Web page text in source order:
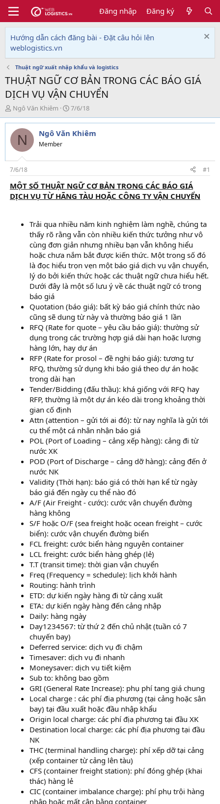
Đăng nhập Đăng ký
Hướng dẫn cách đăng bài - Đặt câu hỏi lên
weblogistics.vn
Thuật ngữ xuất nhập khẩu và logistics
THUẬT NGỮ CƠ BẢN TRONG CÁC BÁO GIÁ
DỊCH VỤ VẬN CHUYỂN
T
h
r
e
d
s
t
a
r
t
Ngô Văn Khiêm
N
g
à
y
i
7/6/18
N Ngô Văn Khiêm
Member
7/6/18 #1
MỘT SỐ THUẬT NGỮ CƠ BẢN TRONG CÁC BÁO GIÁ
DỊCH VỤ TỪ HÃNG TÀU HOẶC CÔNG TY VẬN CHUYỂN
Trải qua nhiều năm kinh nghiệm làm nghề, chúng ta
thấy rõ rằng vẫn còn nhiều kiến thức tưởng như vô
cùng đơn giản nhưng nhiều bạn vẫn không hiểu
hoặc chưa nắm bắt được kiến thức. Một trong số đó
là đọc hiểu trọn vẹn một báo giá dịch vụ vận chuyển,
lý do bởi kiến thức hoặc các thuật ngữ chưa hiểu hết.
Dưới đây là một số lưu ý về các thuật ngữ có trong
báo giá
Quotation (báo giá): bất kỳ báo giá chính thức nào
cũng sẽ dung từ này và thường báo giá 1 lần
RFQ (Rate for quote – yêu cầu báo giá): thường sử
dụng trong các trường hợp giá dài hạn hoặc lượng
hàng lớn, hay dự án
RFP (Rate for prosol – đề nghị báo giá): tương tự
RFQ, thường sử dụng khi báo giá theo dự án hoặc
trong dài hạn
Tender/Bidding (đấu thầu): khá giống với RFQ hay
RFP, thường là một dự án kéo dài trong khoảng thời
gian cố định
Attn (attention – gửi tới ai đó): từ nay nghĩa là gửi tới
cụ thể một cá nhân nhận báo giá
POL (Port of Loading – cảng xếp hàng): cảng đi từ
nước XK
POD (Port of Discharge – cảng dỡ hàng): cảng đến ở
nước NK
Validity (Thời hạn): báo giá có thời hạn kể từ ngày
báo giá đến ngày cụ thể nào đó
A/F (Air Freight - cước): cước vận chuyển đường
hàng không
S/F hoặc O/F (sea freight hoặc ocean freight – cước
biển): cước vận chuyển đường biển
FCL freight: cước biển hàng nguyên container
LCL freight: cước biển hàng ghép (lẻ)
T.T (transit time): thời gian vận chuyển
Freq (Frequency = schedule): lịch khởi hành
Routing: hành trình
ETD: dự kiến ngày hàng đi từ cảng xuất
ETA: dự kiến ngày hàng đến cảng nhập
Daily: hàng ngày
Day1234567: từ thứ 2 đến chủ nhật (tuần có 7
chuyến bay)
Deferred service: dịch vụ đi chậm
Timesaver: dịch vụ đi nhanh
Moneysaver: dịch vụ tiết kiệm
Sub to: không bao gồm
GRI (General Rate Increase): phụ phí tang giá chung
Local charge : các phí địa phương (tại cảng hoặc sân
bay) tại đầu xuất hoặc đầu nhập khẩu
Origin local charge: các phí địa phương tại đầu XK
Destination local charge: các phí địa phương tại đầu
NK
THC (terminal handling charge): phí xếp dỡ tại cảng
(xếp container từ cảng lên tàu)
CFS (container freight station): phí đóng ghép (khai
thác) hàng lẻ
CIC (container imbalance charge): phí phụ trội hàng
nhập hoặc mất cân bằng container